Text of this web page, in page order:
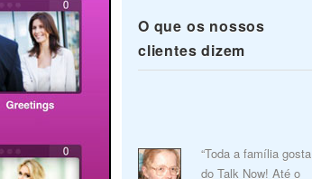
O que os nossos
clientes dizem
“Toda a família gosta
do Talk Now! Até o